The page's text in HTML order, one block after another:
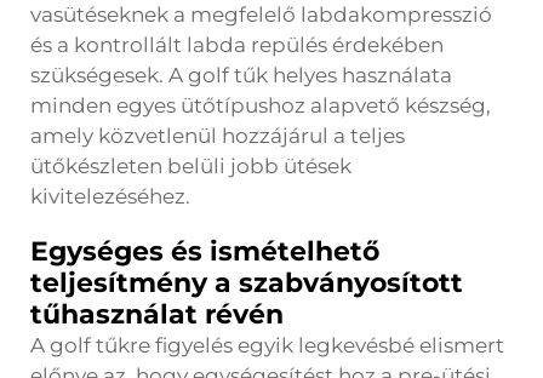
vasütéseknek a megfelelő labdakompresszió
és a kontrollált labda repülés érdekében
szükségesek. A golf tűk helyes használata
minden egyes ütőtípushoz alapvető készség,
amely közvetlenül hozzájárul a teljes
ütőkészleten belüli jobb ütések
kivitelezéséhez.
Egységes és ismételhető
teljesítmény a szabványosított
tűhasználat révén
A golf tűkre figyelés egyik legkevésbé elismert